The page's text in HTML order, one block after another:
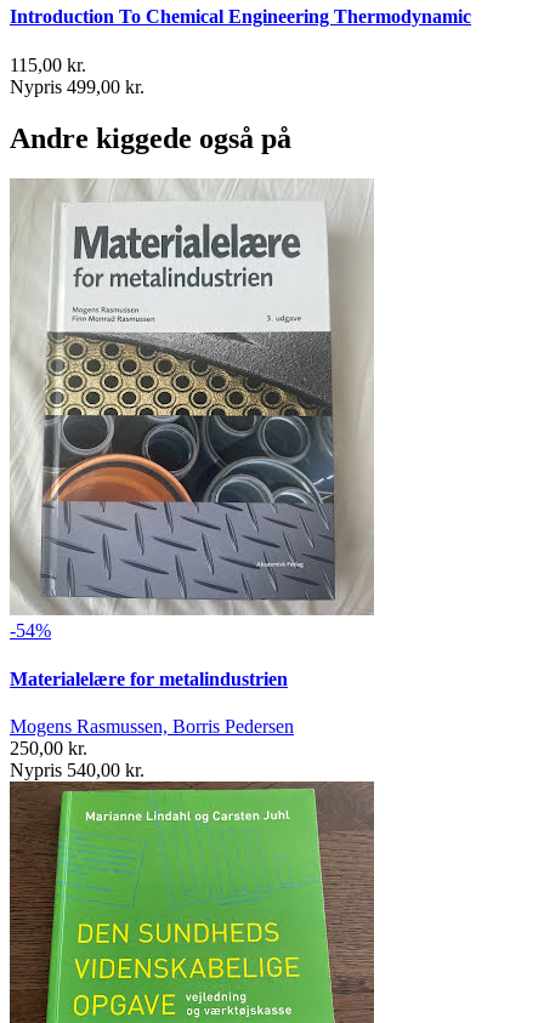
Introduction To Chemical Engineering Thermodynamic
115,00 kr.
Nypris 499,00 kr.
Andre kiggede også på
-54%
Materialelære for metalindustrien
Mogens Rasmussen, Borris Pedersen
250,00 kr.
Nypris 540,00 kr.